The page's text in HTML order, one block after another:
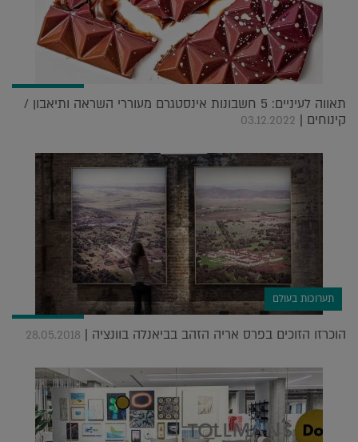
תאווה לעיניים: 5 חשבונות אינסטגרם מעוררי השראה ותיאבון /
קינוחים | 03.12.2022
תערוכות בעולם
הוכרזו הזוכים בפרס אריה הזהב בביאנלה בוונציה | 28.05.2018